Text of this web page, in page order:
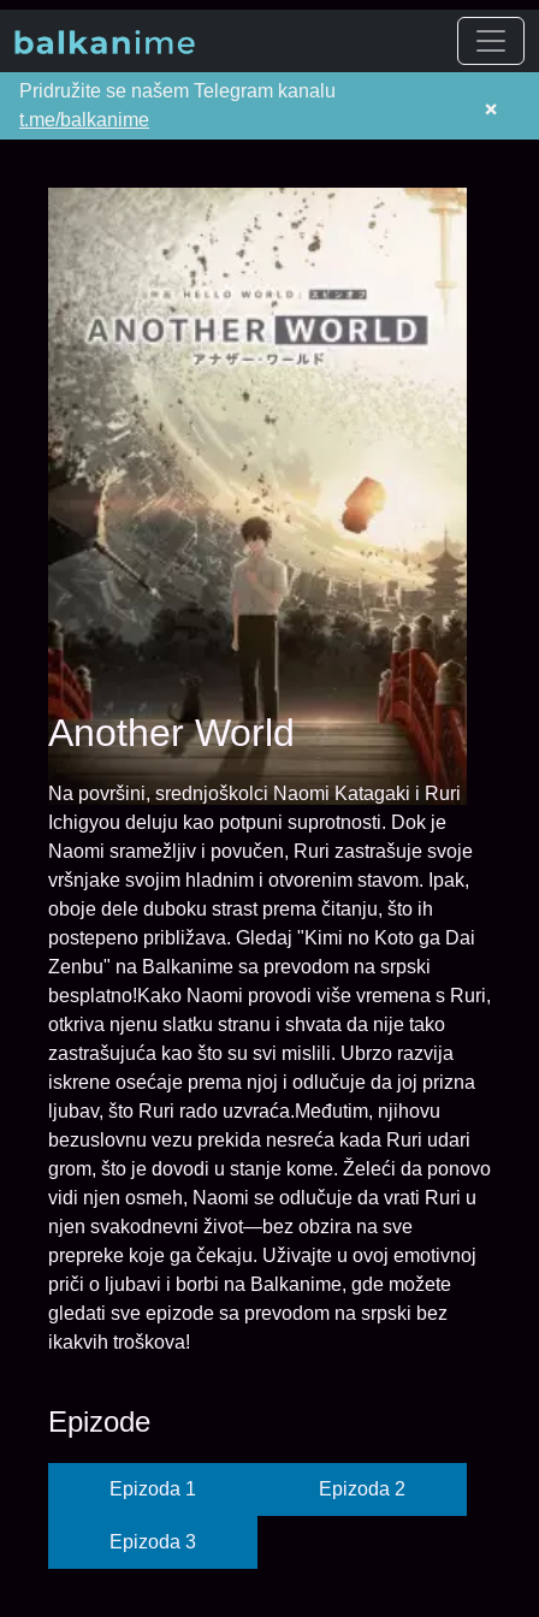
Pridružite se našem Telegram kanalu
t.me/balkanime
×
Another World
Na površini, srednjoškolci Naomi Katagaki i Ruri
Ichigyou deluju kao potpuni suprotnosti. Dok je
Naomi sramežljiv i povučen, Ruri zastrašuje svoje
vršnjake svojim hladnim i otvorenim stavom. Ipak,
oboje dele duboku strast prema čitanju, što ih
postepeno približava. Gledaj "Kimi no Koto ga Dai
Zenbu" na Balkanime sa prevodom na srpski
besplatno!Kako Naomi provodi više vremena s Ruri,
otkriva njenu slatku stranu i shvata da nije tako
zastrašujuća kao što su svi mislili. Ubrzo razvija
iskrene osećaje prema njoj i odlučuje da joj prizna
ljubav, što Ruri rado uzvraća.Međutim, njihovu
bezuslovnu vezu prekida nesreća kada Ruri udari
grom, što je dovodi u stanje kome. Želeći da ponovo
vidi njen osmeh, Naomi se odlučuje da vrati Ruri u
njen svakodnevni život—bez obzira na sve
prepreke koje ga čekaju. Uživajte u ovoj emotivnoj
priči o ljubavi i borbi na Balkanime, gde možete
gledati sve epizode sa prevodom na srpski bez
ikakvih troškova!
Epizode
Epizoda 1 Epizoda 2
Epizoda 3